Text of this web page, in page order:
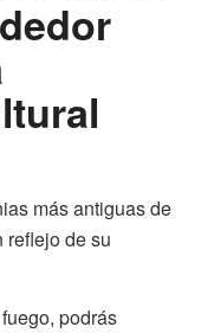
más antiguas de
reflejo de su
podrás